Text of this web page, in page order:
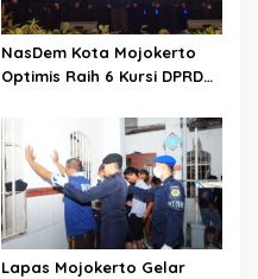
NasDem Kota Mojokerto
Optimis Raih 6 Kursi DPRD
Pengurus DPC
Lapas Mojokerto Gelar